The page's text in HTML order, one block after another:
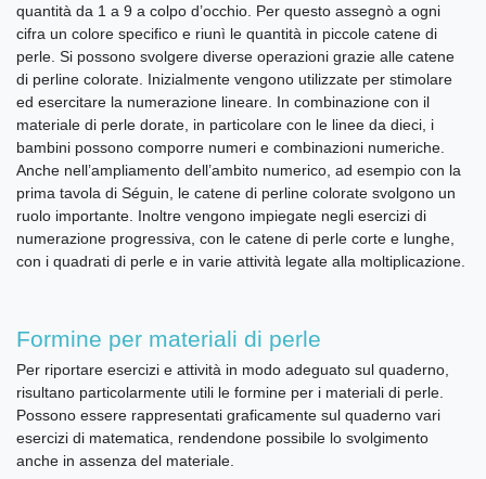
quantità da 1 a 9 a colpo d’occhio. Per questo assegnò a ogni
cifra un colore specifico e riunì le quantità in piccole catene di
perle. Si possono svolgere diverse operazioni grazie alle catene
di perline colorate. Inizialmente vengono utilizzate per stimolare
ed esercitare la numerazione lineare. In combinazione con il
materiale di perle dorate, in particolare con le linee da dieci, i
bambini possono comporre numeri e combinazioni numeriche.
Anche nell’ampliamento dell’ambito numerico, ad esempio con la
prima tavola di Séguin, le catene di perline colorate svolgono un
ruolo importante. Inoltre vengono impiegate negli esercizi di
numerazione progressiva, con le catene di perle corte e lunghe,
con i quadrati di perle e in varie attività legate alla moltiplicazione.
Formine per materiali di perle
Per riportare esercizi e attività in modo adeguato sul quaderno,
risultano particolarmente utili le formine per i materiali di perle.
Possono essere rappresentati graficamente sul quaderno vari
esercizi di matematica, rendendone possibile lo svolgimento
anche in assenza del materiale.